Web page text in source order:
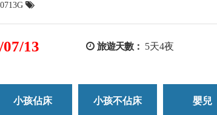
07/13 旅遊天數： 5天4夜
小孩佔床 小孩不佔床 嬰兒